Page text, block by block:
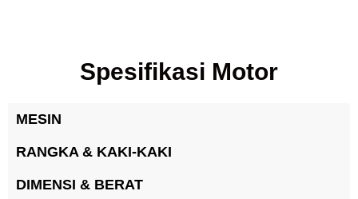
Spesifikasi Motor
MESIN
RANGKA & KAKI-KAKI
DIMENSI & BERAT